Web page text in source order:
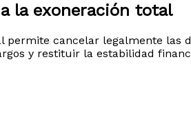
la exoneración total
permite cancelar legalmente las
y restituir la estabilidad